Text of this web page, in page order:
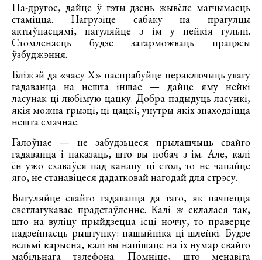
Па-другое, дайце ў гэты дзень жывёле магчымасць
стаміцца. Нагрузіце сабаку на прагулцы
актыўнасцямі, пагуляйце з ім у нейкія гульні.
Стомленасць будзе затарможваць працэсы
ўзбуджэння.
Бліжэй да «часу X» паспрабуйце пераключыць увагу
гадаванца на нешта іншае — дайце яму нейкі
ласунак ці любімую цацку. Добра падыдуць ласункі,
якія можна грызці, ці цацкі, унутры якіх знаходзіцца
нешта смачнае.
Галоўнае — не забудзьцеся прылашчыць свайго
гадаванца і паказаць, што вы побач з ім. Але, калі
ён ужо схаваўся пад канапу ці стол, то не чапайце
яго, не станавіцеся дадатковай нагодай для стрэсу.
Выгуляйце свайго гадаванца да таго, як пачнецца
светлагукавае прадстаўленне. Калі ж склалася так,
што на вуліцу прыйдзецца ісці ноччу, то праверце
надзейнасць рыштунку: нашыйніка ці шлейкі. Будзе
вельмі карысна, калі вы напішаце на іх нумар свайго
мабільнага тэлефона. Помніце, што менавіта